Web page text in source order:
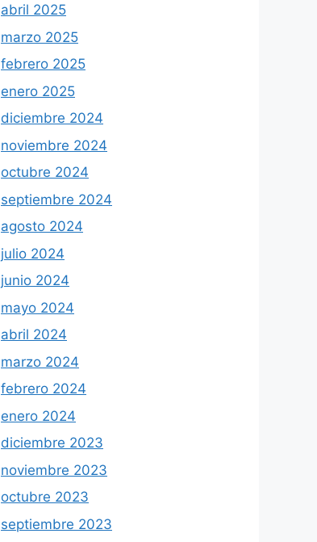
abril 2025
marzo 2025
febrero 2025
enero 2025
diciembre 2024
noviembre 2024
octubre 2024
septiembre 2024
agosto 2024
julio 2024
junio 2024
mayo 2024
abril 2024
marzo 2024
febrero 2024
enero 2024
diciembre 2023
noviembre 2023
octubre 2023
septiembre 2023